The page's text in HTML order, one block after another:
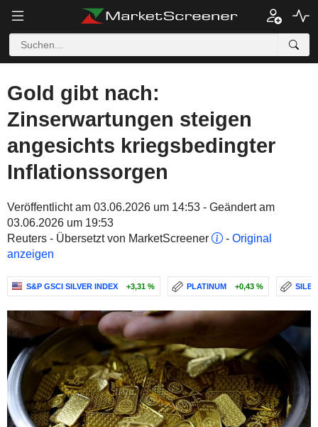
Gold gibt nach:
Zinserwartungen steigen
angesichts kriegsbedingter
Inflationssorgen
Veröffentlicht am 03.06.2026 um 14:53 - Geändert am
03.06.2026 um 19:53
Reuters - Übersetzt von MarketScreener
- Original
anzeigen
S&P GSCI SILVER INDEX +3,31 % PLATINUM +0,43 %